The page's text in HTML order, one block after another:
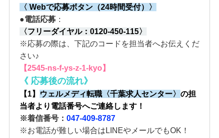
〈 Webで応募ボタン（24時間受付）〉
●電話応募 ：
〈フリーダイヤル： 0120-450-115〉
※応募の際は、下記のコードを担当者へお伝えくだ
さい♪
【2545-ns-f-ys-z-1-kyo】
《 応募後の流れ》
【1】 ウェルメディ転職 〈千葉求人センター〉 の担
当者より電話番号へご連絡します！
※着信番号： 047-409-8787
※お電話が難しい場合はLINEやメールでもOK！